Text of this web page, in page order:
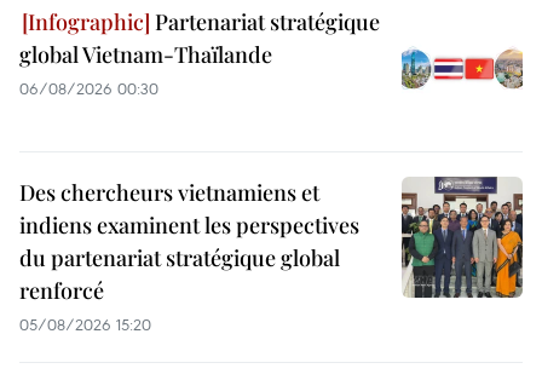
Partenariat stratégique
global Vietnam-Thaïlande
06/08/2026 00:30
Des chercheurs vietnamiens et
indiens examinent les perspectives
du partenariat stratégique global
renforcé
05/08/2026 15:20